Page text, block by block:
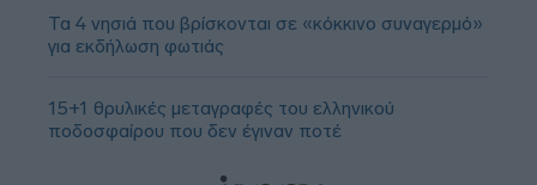
Τα 4 νησιά που βρίσκονται σε «κόκκινο συναγερμό»
για εκδήλωση φωτιάς
15+1 θρυλικές μεταγραφές του ελληνικού
ποδοσφαίρου που δεν έγιναν ποτέ